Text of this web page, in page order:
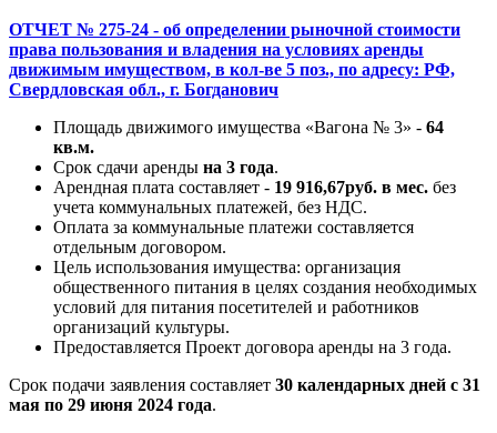
ОТЧЕТ № 275-24 - об определении рыночной стоимости
права пользования и владения на условиях аренды
движимым имуществом, в кол-ве 5 поз., по адресу: РФ,
Свердловская обл., г. Богданович
Площадь движимого имущества «Вагона № 3» - 64
кв.м.
Срок сдачи аренды на 3 года.
Арендная плата составляет - 19 916,67руб. в мес. без
учета коммунальных платежей, без НДС.
Оплата за коммунальные платежи составляется
отдельным договором.
Цель использования имущества: организация
общественного питания в целях создания необходимых
условий для питания посетителей и работников
организаций культуры.
Предоставляется Проект договора аренды на 3 года.
Срок подачи заявления составляет 30 календарных дней с 31
мая по 29 июня 2024 года.